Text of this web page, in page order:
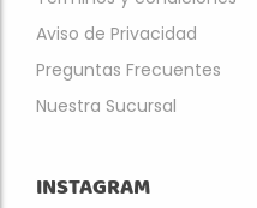
Aviso de Privacidad
Preguntas Frecuentes
Nuestra Sucursal
INSTAGRAM